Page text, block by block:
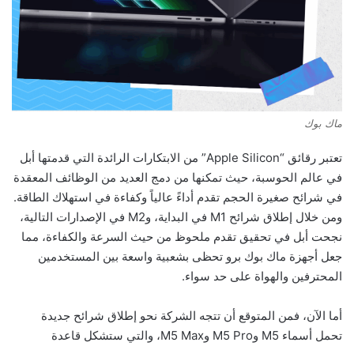
ماك بوك
تعتبر رقائق “Apple Silicon” من الابتكارات الرائدة التي قدمتها أبل
في عالم الحوسبة، حيث تمكنها من دمج العديد من الوظائف المعقدة
في شرائح صغيرة الحجم تقدم أداءً عالياً وكفاءة في استهلاك الطاقة.
ومن خلال إطلاق شرائح M1 في البداية، وM2 في الإصدارات التالية،
نجحت أبل في تحقيق تقدم ملحوظ من حيث السرعة والكفاءة، مما
جعل أجهزة ماك بوك برو تحظى بشعبية واسعة بين المستخدمين
المحترفين والهواة على حد سواء.
أما الآن، فمن المتوقع أن تتجه الشركة نحو إطلاق شرائح جديدة
تحمل أسماء M5 وM5 Pro وM5 Max، والتي ستشكل قاعدة